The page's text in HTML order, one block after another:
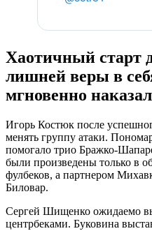
Хаотичный старт
лишней веры в
мгновенно
Игорь Костюк после
менять группу атаки.
помогало трио Бражко-
были произведены только в
фулбеков, а партнером
Биловар.
Сергей Шищенко ожидаемо
центрбеками. Буковина